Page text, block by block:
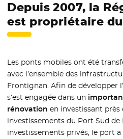
Depuis 2007, la
est propriétaire
Les ponts mobiles ont été
avec l’ensemble des
Frontignan. Afin de développer
s’est engagée dans un
rénovation en investissant près
investissements du Port Sud de
investissements privés, le port